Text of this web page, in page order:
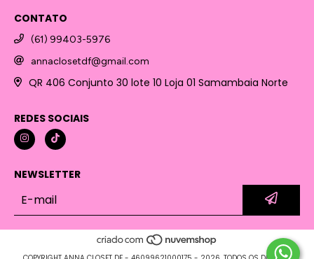
CONTATO
(61) 99403-5976
annaclosetdf@gmail.com
QR 406 Conjunto 30 lote 10 Loja 01 Samambaia Norte
REDES SOCIAIS
NEWSLETTER